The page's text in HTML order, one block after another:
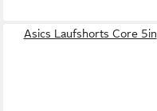
Asics Laufshorts Core 5in